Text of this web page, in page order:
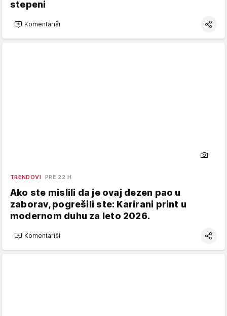
stepeni
Komentariši
TRENDOVI PRE 22 H
Ako ste mislili da je ovaj dezen pao u
zaborav, pogrešili ste: Karirani print u
modernom duhu za leto 2026.
Komentariši